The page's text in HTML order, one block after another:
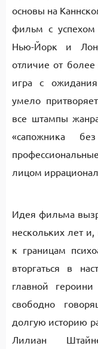
основы на
фильм с успехом
Нью-Йорк и
отличие от более
игра с
умело
все штампы
«сапожника
лицом
Идея фильма
нескольких лет
к границам
вторгаться в
главной
свободно
долгую историю
Лилиан